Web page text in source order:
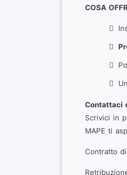
COSA
Contattaci
Scrivici in
MAPE ti
Contratto